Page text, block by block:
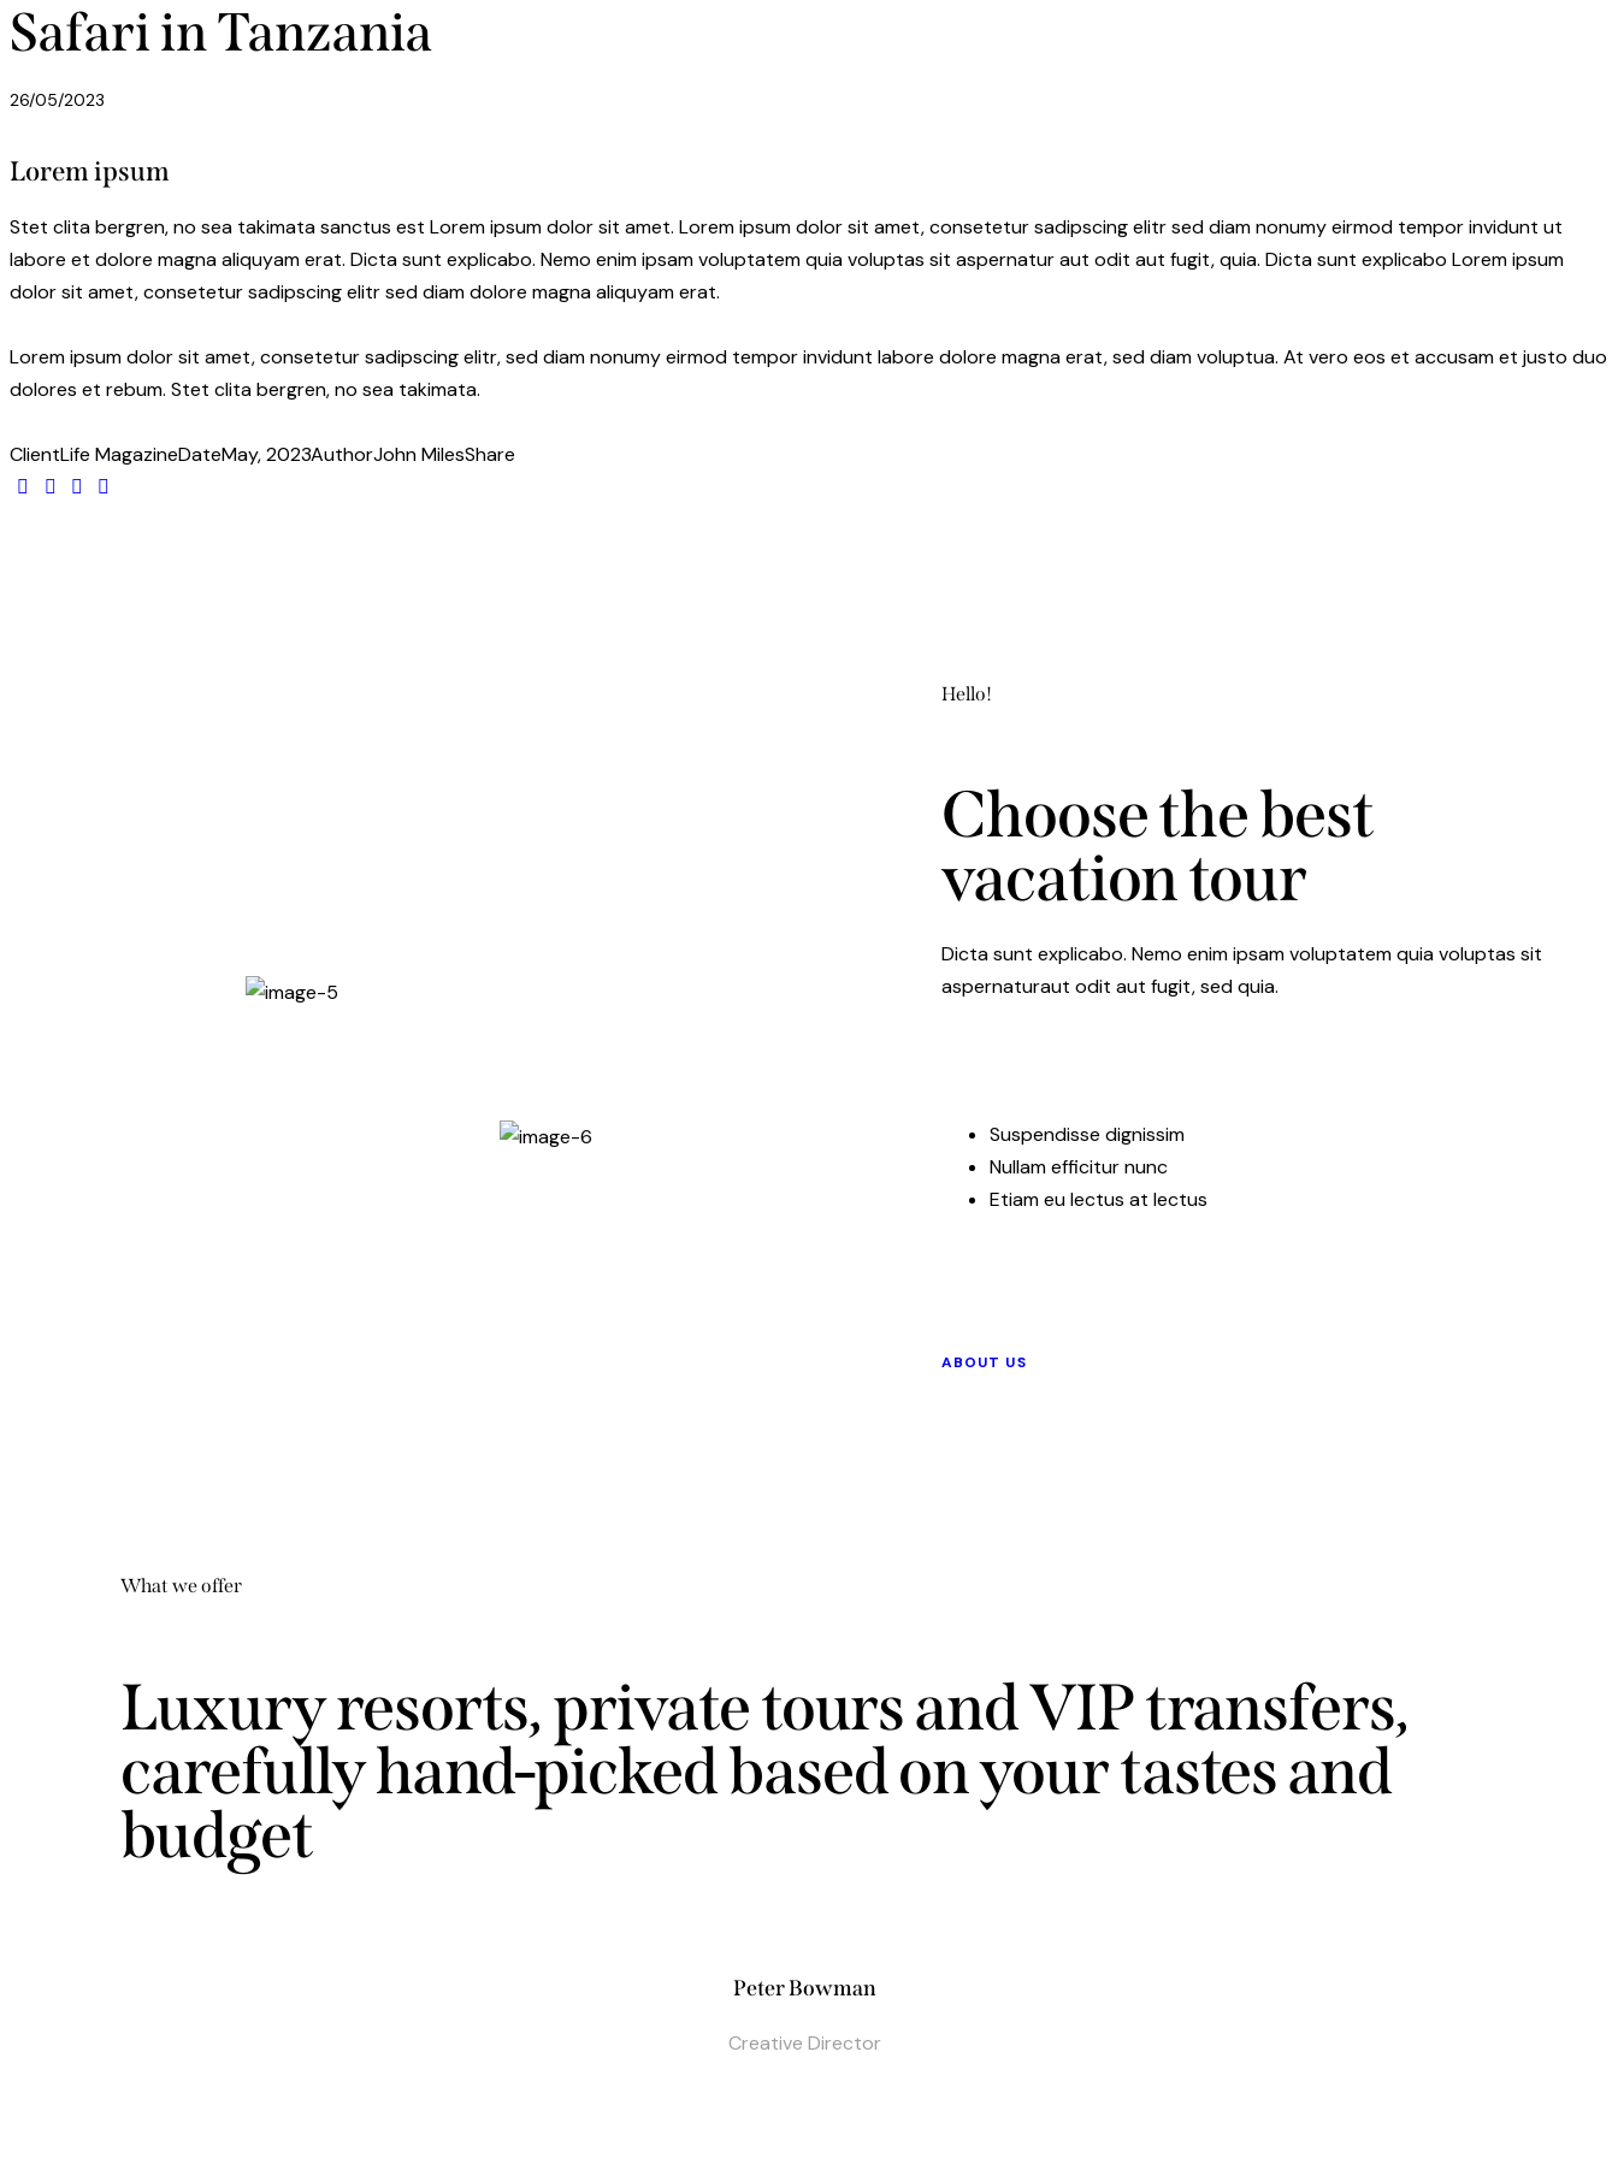
Safari in Tanzania
26/05/2023
Lorem ipsum
Stet clita bergren, no sea takimata sanctus est Lorem ipsum dolor sit amet. Lorem ipsum dolor sit amet, consetetur sadipscing elitr sed diam nonumy eirmod tempor invidunt ut
labore et dolore magna aliquyam erat. Dicta sunt explicabo. Nemo enim ipsam voluptatem quia voluptas sit aspernatur aut odit aut fugit, quia. Dicta sunt explicabo Lorem ipsum
dolor sit amet, consetetur sadipscing elitr sed diam dolore magna aliquyam erat.
Lorem ipsum dolor sit amet, consetetur sadipscing elitr, sed diam nonumy eirmod tempor invidunt labore dolore magna erat, sed diam voluptua. At vero eos et accusam et justo duo
dolores et rebum. Stet clita bergren, no sea takimata.
ClientLife MagazineDateMay, 2023AuthorJohn MilesShare
Hello!
Choose the best
vacation tour
Dicta sunt explicabo. Nemo enim ipsam voluptatem quia voluptas sit
aspernaturaut odit aut fugit, sed quia.
Suspendisse dignissim
Nullam efficitur nunc
Etiam eu lectus at lectus
ABOUT US
What we offer
Luxury resorts, private tours and VIP transfers,
carefully hand-picked based on your tastes and
budget
Peter Bowman
Creative Director